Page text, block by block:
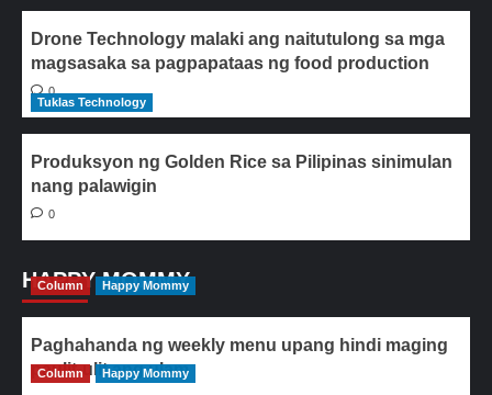
Drone Technology malaki ang naitutulong sa mga
magsasaka sa pagpapataas ng food production
0
Tuklas Technology
Produksyon ng Golden Rice sa Pilipinas sinimulan
nang palawigin
0
HAPPY MOMMY
Column Happy Mommy
Paghahanda ng weekly menu upang hindi maging
paulit-ulit ang ulam
Column Happy Mommy